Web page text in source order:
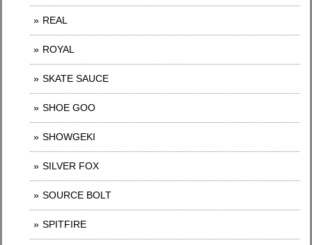
REAL
ROYAL
SKATE SAUCE
SHOE GOO
SHOWGEKI
SILVER FOX
SOURCE BOLT
SPITFIRE